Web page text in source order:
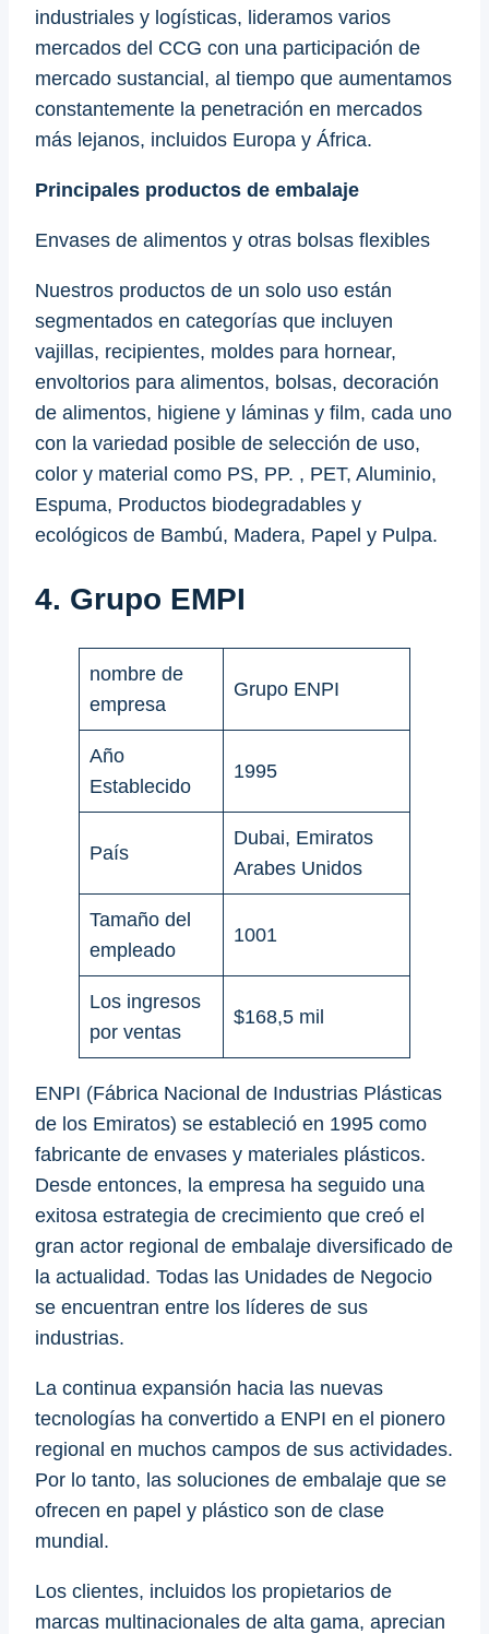
industriales y logísticas, lideramos varios
mercados del CCG con una participación de
mercado sustancial, al tiempo que aumentamos
constantemente la penetración en mercados
más lejanos, incluidos Europa y África.
Principales productos de embalaje
Envases de alimentos y otras bolsas flexibles
Nuestros productos de un solo uso están
segmentados en categorías que incluyen
vajillas, recipientes, moldes para hornear,
envoltorios para alimentos, bolsas, decoración
de alimentos, higiene y láminas y film, cada uno
con la variedad posible de selección de uso,
color y material como PS, PP. , PET, Aluminio,
Espuma, Productos biodegradables y
ecológicos de Bambú, Madera, Papel y Pulpa.
4. Grupo EMPI
nombre de
empresa
Grupo ENPI
Año
Establecido
1995
País
Dubai, Emiratos
Arabes Unidos
Tamaño del
empleado
1001
Los ingresos
por ventas
$168,5 mil
ENPI (Fábrica Nacional de Industrias Plásticas
de los Emiratos) se estableció en 1995 como
fabricante de envases y materiales plásticos.
Desde entonces, la empresa ha seguido una
exitosa estrategia de crecimiento que creó el
gran actor regional de embalaje diversificado de
la actualidad. Todas las Unidades de Negocio
se encuentran entre los líderes de sus
industrias.
La continua expansión hacia las nuevas
tecnologías ha convertido a ENPI en el pionero
regional en muchos campos de sus actividades.
Por lo tanto, las soluciones de embalaje que se
ofrecen en papel y plástico son de clase
mundial.
Los clientes, incluidos los propietarios de
marcas multinacionales de alta gama, aprecian